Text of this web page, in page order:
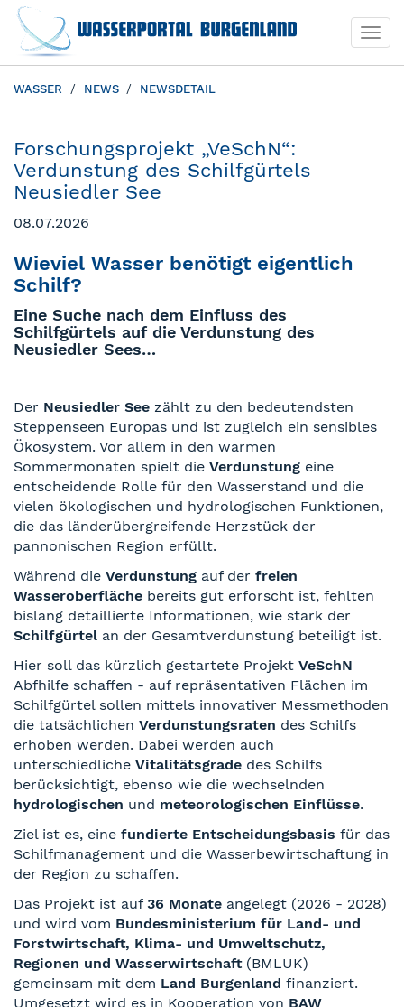
WASSER NEWS NEWSDETAIL
Forschungsprojekt „VeSchN“:
Verdunstung des Schilfgürtels
Neusiedler See
08.07.2026
Wieviel Wasser benötigt eigentlich
Schilf?
Eine Suche nach dem Einfluss des
Schilfgürtels auf die Verdunstung des
Neusiedler Sees…
Der Neusiedler See zählt zu den bedeutendsten
Steppenseen Europas und ist zugleich ein sensibles
Ökosystem. Vor allem in den warmen
Sommermonaten spielt die Verdunstung eine
entscheidende Rolle für den Wasserstand und die
vielen ökologischen und hydrologischen Funktionen,
die das länderübergreifende Herzstück der
pannonischen Region erfüllt.
Während die Verdunstung auf der freien
Wasseroberfläche bereits gut erforscht ist, fehlten
bislang detaillierte Informationen, wie stark der
Schilfgürtel an der Gesamtverdunstung beteiligt ist.
Hier soll das kürzlich gestartete Projekt VeSchN
Abfhilfe schaffen - auf repräsentativen Flächen im
Schilfgürtel sollen mittels innovativer Messmethoden
die tatsächlichen Verdunstungsraten des Schilfs
erhoben werden. Dabei werden auch
unterschiedliche Vitalitätsgrade des Schilfs
berücksichtigt, ebenso wie die wechselnden
hydrologischen und meteorologischen Einflüsse.
Ziel ist es, eine fundierte Entscheidungsbasis für das
Schilfmanagement und die Wasserbewirtschaftung in
der Region zu schaffen.
Das Projekt ist auf 36 Monate angelegt (2026 - 2028)
und wird vom Bundesministerium für Land- und
Forstwirtschaft, Klima- und Umweltschutz,
Regionen und Wasserwirtschaft (BMLUK)
gemeinsam mit dem Land Burgenland finanziert.
Umgesetzt wird es in Kooperation von BAW